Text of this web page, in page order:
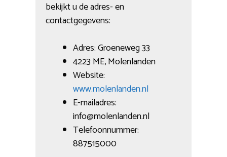
bekijkt u de adres- en
contactgegevens:
Adres: Groeneweg 33
4223 ME, Molenlanden
Website:
www.molenlanden.nl
E-mailadres:
info@molenlanden.nl
Telefoonnummer:
887515000